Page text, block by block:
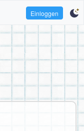
Einloggen